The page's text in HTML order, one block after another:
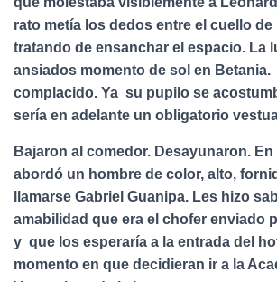
rato metía los dedos entre el cuello de
tratando de ensanchar el espacio. La
ansiados momento de sol en
complacido. Ya su pupilo se
sería en adelante un obligatorio
Bajaron al comedor. Desayunaron.
abordó un hombre de color, alto,
llamarse Gabriel Guanipa. Les hizo
amabilidad que era el chofer enviado
y que los esperaría a la entrada del
momento en que decidieran ir a la